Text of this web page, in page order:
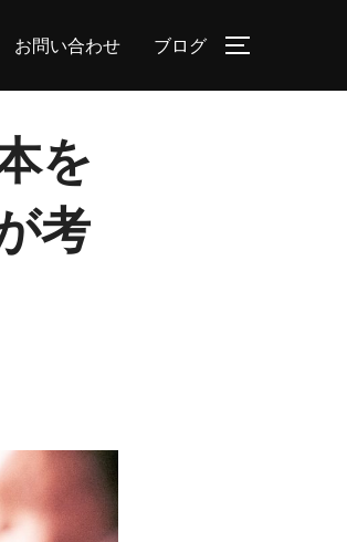
お問い合わせ ブログ
を
考